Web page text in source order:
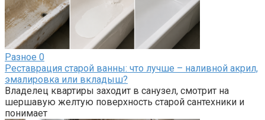
Разное 0
Реставрация старой ванны: что лучше – наливной акрил,
эмалировка или вкладыш?
Владелец квартиры заходит в санузел, смотрит на
шершавую желтую поверхность старой сантехники и
понимает